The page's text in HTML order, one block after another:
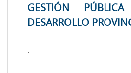
GESTIÓN
DESARROLLO
.